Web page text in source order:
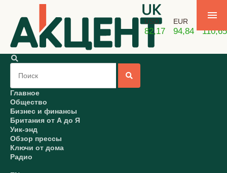
USD
82,17
EUR
94,84 110,65
Главное
Общество
Бизнес и финансы
Британия от А до Я
Уик-энд
Обзор прессы
Ключи от дома
Радио